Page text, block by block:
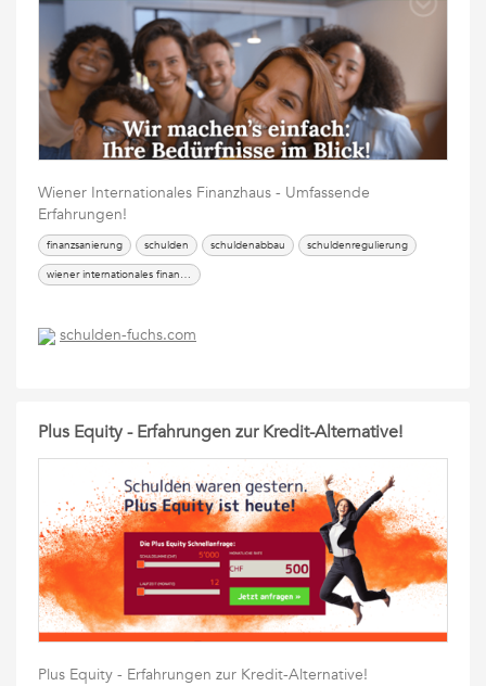
Wiener Internationales Finanzhaus - Umfassende
Erfahrungen!
finanzsanierung schulden schuldenabbau
schuldenregulierung
wiener internationales finanzhaus
schulden-fuchs.com
Plus Equity - Erfahrungen zur Kredit-Alternative!
Plus Equity - Erfahrungen zur Kredit-Alternative!